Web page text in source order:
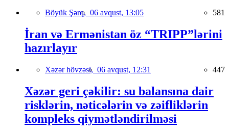
Böyük Şərq, 06 avqust, 13:05 581
İran və Ermənistan öz “TRIPP”lərini
hazırlayır
Xəzər hövzəsi, 06 avqust, 12:31 447
Xəzər geri çəkilir: su balansına dair
risklərin, nəticələrin və zəifliklərin
kompleks qiymətləndirilməsi